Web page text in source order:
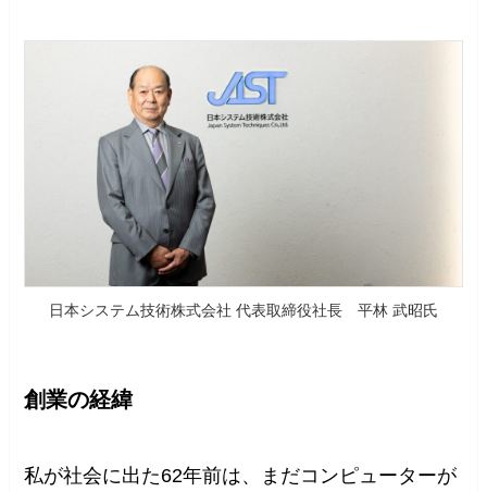
日本システム技術株式会社 代表取締役社長 平林 武昭氏
創業の経緯
私が社会に出た62年前は、まだコンピューターが